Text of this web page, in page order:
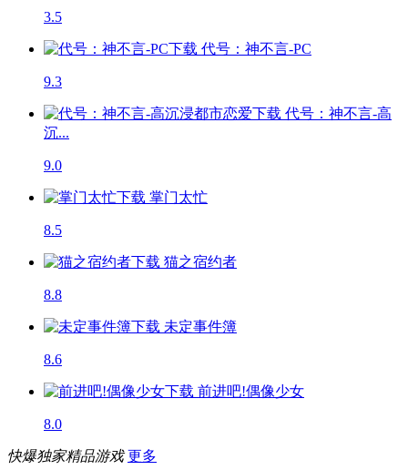
3.5
代号：神不言-PC
9.3
代号：神不言-高
沉...
9.0
掌门太忙
8.5
猫之宿约者
8.8
未定事件簿
8.6
前进吧!偶像少女
8.0
快爆独家精品游戏 更多